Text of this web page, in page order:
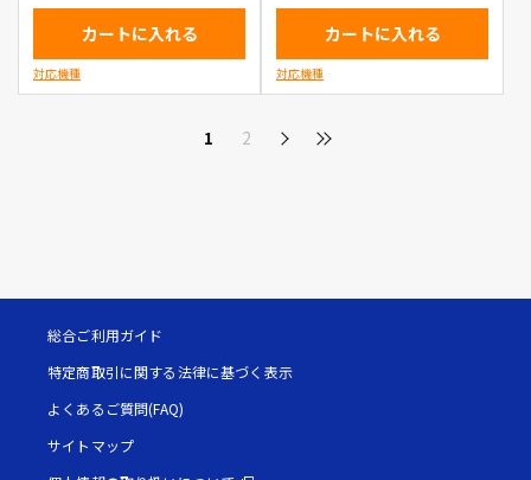
カートに入れる
対応機種
カートに入れる
対応機種
1 2
総合ご利用ガイド
特定商取引に関する法律に基づく表示
よくあるご質問(FAQ)
サイトマップ